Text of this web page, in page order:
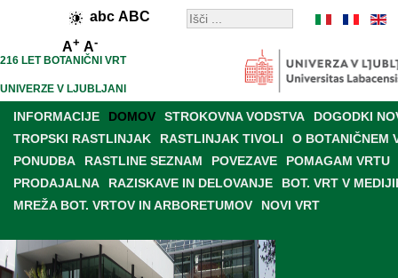
abc ABC
A+ A-
216 LET BOTANIČNI VRT
UNIVERZE V LJUBLJANI
INFORMACIJE DOMOV STROKOVNA VODSTVA
DOGODKI
TROPSKI RASTLINJAK
RASTLINJAK TIVOLI
O BOTANIČNEM
PONUDBA
RASTLINE SEZNAM POVEZAVE
POMAGAM VRTU
PRODAJALNA
RAZISKAVE IN DELOVANJE
BOT. VRT V
MREŽA BOT. VRTOV IN ARBORETUMOV
NOVI VRT